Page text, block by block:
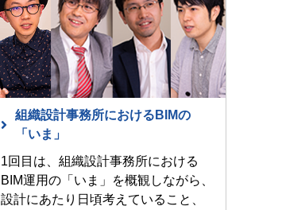
組織設計事務所におけるBIMの
「いま」
1回目は、組織設計事務所における
BIM運用の「いま」を概観しながら、
設計にあたり日頃考えていること、